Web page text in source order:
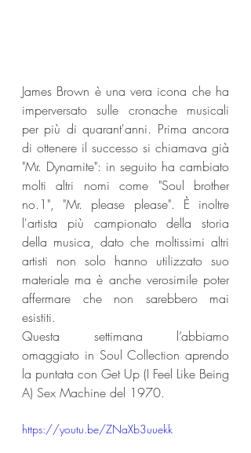
James Brown è una vera icona che ha
imperversato sulle cronache musicali
per più di quarant'anni. Prima ancora
di ottenere il successo si chiamava già
"Mr. Dynamite": in seguito ha cambiato
molti altri nomi come "Soul brother
no.1", "Mr. please please". È inoltre
l'artista più campionato della storia
della musica, dato che moltissimi altri
artisti non solo hanno utilizzato suo
materiale ma è anche verosimile poter
affermare che non sarebbero mai
esistiti.
Questa settimana l’abbiamo
omaggiato in Soul Collection aprendo
la puntata con Get Up (I Feel Like Being
A) Sex Machine del 1970.
https://youtu.be/ZNaXb3uuekk